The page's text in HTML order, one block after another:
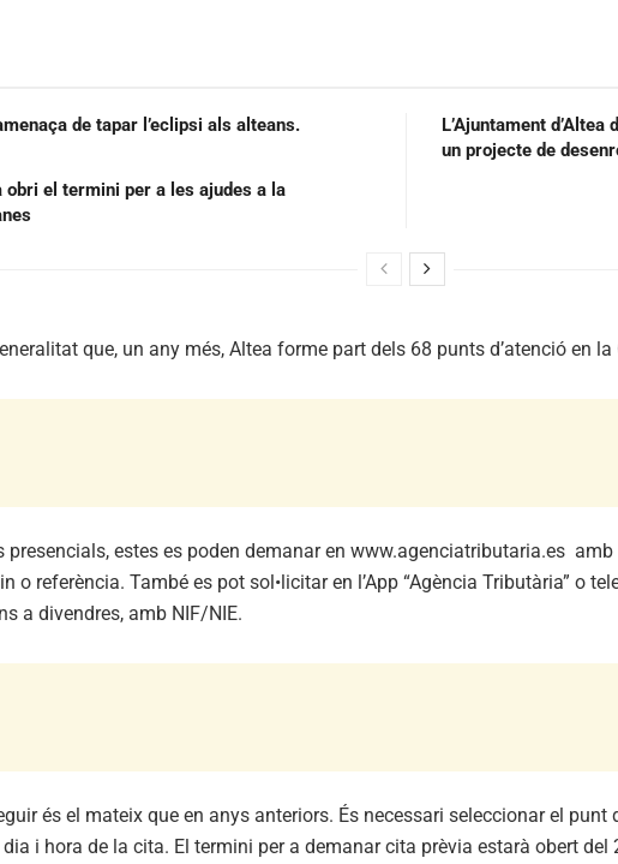
de tapar l’eclipsi als alteans.
obri el termini per a les ajudes a la
L’Ajuntament
un projecte de
que, un any més, Altea forme part dels 68 punts d’atenció en
presencials, estes es poden demanar en www.agenciatributaria.es
o referència. També es pot sol•licitar en l’App “Agència Tributària” o
a divendres, amb NIF/NIE.
és el mateix que en anys anteriors. És necessari seleccionar el punt
dia i hora de la cita. El termini per a demanar cita prèvia estarà obert